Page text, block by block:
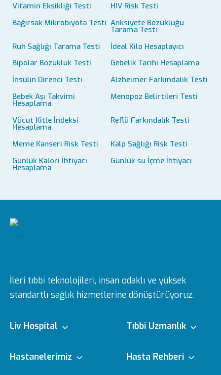
Vitamin Eksikliği Testi
HIV Risk Testi
Bağırsak Mikrobiyota Testi Anksiyete Bozukluğu
Tarama Testi
Ruh Sağlığı Tarama Testi
İdeal Kilo Hesaplayıcı
Bipolar Bozukluk Testi
Gebelik Tarihi Hesaplama
İnsülin Direnci Testi
Alzheimer Farkındalık Testi
Bebek Aşı Takvimi
Hesaplama
Menopoz Belirtileri Testi
Vücut Kitle İndeksi
Hesaplama
Reflü Farkındalık Testi
Meme Kanseri Risk Testi
Kalp Sağlığı Risk Testi
Günlük Kalori İhtiyacı
Hesaplama
Günlük su İçme İhtiyacı
İleri tıbbi teknolojileri, insan odaklı ve yüksek
standartlı sağlık hizmetlerine dönüştürüyoruz.
Liv Hospital
Hastanelerimiz
Tıbbi Uzmanlık
Hasta Rehberi